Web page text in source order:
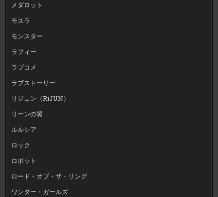
メダロット
モスラ
モンスター
ラフィー
ラブコメ
ラブストーリー
リジュン（RiJUN）
リーンの翼
ルルシア
ロック
ロボット
ロード・オブ・ザ・リング
ワンダー・ガールズ